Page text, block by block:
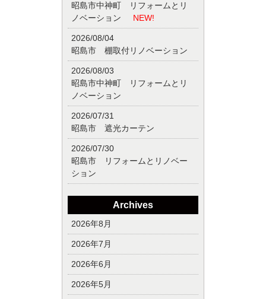
昭島市中神町 リフォームとリ
ノベーション
NEW!
2026/08/04
昭島市 棚取付リノベーション
2026/08/03
昭島市中神町 リフォームとリ
ノベーション
2026/07/31
昭島市 遮光カーテン
2026/07/30
昭島市 リフォームとリノベー
ション
Archives
2026年8月
2026年7月
2026年6月
2026年5月